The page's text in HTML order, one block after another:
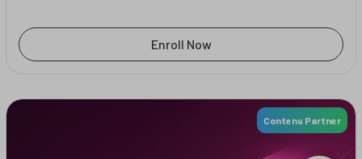
Enroll Now
Contenu Partner